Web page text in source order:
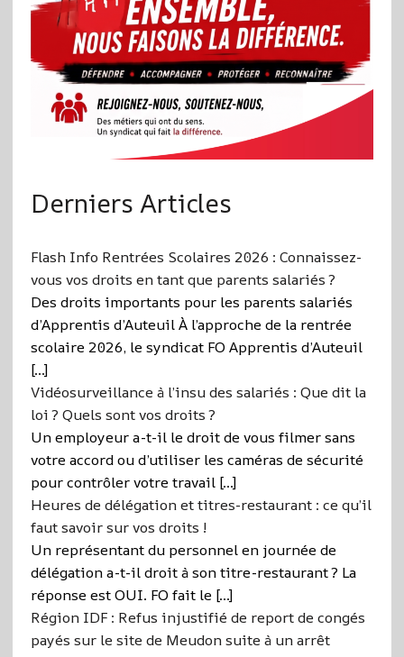
Derniers Articles
Flash Info Rentrées Scolaires 2026 : Connaissez-
vous vos droits en tant que parents salariés ?
Des droits importants pour les parents salariés
d’Apprentis d’Auteuil À l’approche de la rentrée
scolaire 2026, le syndicat FO Apprentis d’Auteuil
[…]
Vidéosurveillance à l’insu des salariés : Que dit la
loi ? Quels sont vos droits ?
Un employeur a-t-il le droit de vous filmer sans
votre accord ou d’utiliser les caméras de sécurité
pour contrôler votre travail […]
Heures de délégation et titres-restaurant : ce qu’il
faut savoir sur vos droits !
Un représentant du personnel en journée de
délégation a-t-il droit à son titre-restaurant ? La
réponse est OUI. FO fait le […]
Région IDF : Refus injustifié de report de congés
payés sur le site de Meudon suite à un arrêt